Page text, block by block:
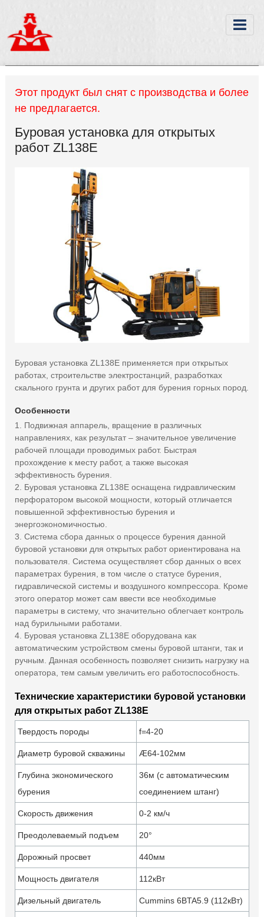
Этот продукт был снят с производства и более
не предлагается.
Буровая установка для открытых
работ ZL138E
Буровая установка ZL138E применяется при открытых
работах, строительстве электростанций, разработках
скального грунта и других работ для бурения горных пород.
Особенности
1. Подвижная аппарель, вращение в различных
направлениях, как результат – значительное увеличение
рабочей площади проводимых работ. Быстрая
прохождение к месту работ, а также высокая
эффективность бурения.
2. Буровая установка ZL138E оснащена гидравлическим
перфоратором высокой мощности, который отличается
повышенной эффективностью бурения и
энергоэкономичностью.
3. Система сбора данных о процессе бурения данной
буровой установки для открытых работ ориентирована на
пользователя. Система осуществляет сбор данных о всех
параметрах бурения, в том числе о статусе бурения,
гидравлической системы и воздушного компрессора. Кроме
этого оператор может сам ввести все необходимые
параметры в систему, что значительно облегчает контроль
над бурильными работами.
4. Буровая установка ZL138E оборудована как
автоматическим устройством смены буровой штанги, так и
ручным. Данная особенность позволяет снизить нагрузку на
оператора, тем самым увеличить его работоспособность.
Технические характеристики буровой установки
для открытых работ ZL138E
Твердость породы f=4-20
Диаметр буровой скважины Æ64-102мм
Глубина экономического
бурения
36м (с автоматическим
соединением штанг)
Скорость движения 0-2 км/ч
Преодолеваемый подъем 20°
Дорожный просвет 440мм
Мощность двигателя 112кВт
Дизельный двигатель Cummins 6BTA5.9 (112кВт)